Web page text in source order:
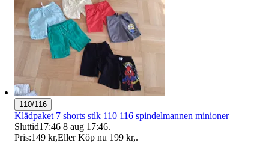
110/116
Klädpaket 7 shorts stlk 110 116 spindelmannen minioner
Sluttid17:46 8 aug 17:46.
Pris:149 kr,Eller Köp nu 199 kr,.